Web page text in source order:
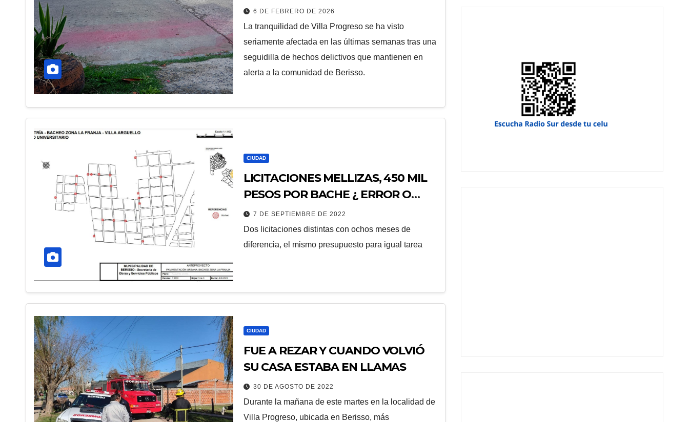
OLA DE ROBOS Y VANDALISMO
6 DE FEBRERO DE 2026
La tranquilidad de Villa Progreso se ha visto
seriamente afectada en las últimas semanas tras una
seguidilla de hechos delictivos que mantienen en
alerta a la comunidad de Berisso.
CIUDAD
LICITACIONES MELLIZAS, 450 MIL
PESOS POR BACHE ¿ ERROR O
NEGLIGENCIA ?
7 DE SEPTIEMBRE DE 2022
Dos licitaciones distintas con ochos meses de
diferencia, el mismo presupuesto para igual tarea
CIUDAD
FUE A REZAR Y CUANDO VOLVIÓ
SU CASA ESTABA EN LLAMAS
30 DE AGOSTO DE 2022
Durante la mañana de este martes en la localidad de
Villa Progreso, ubicada en Berisso, más